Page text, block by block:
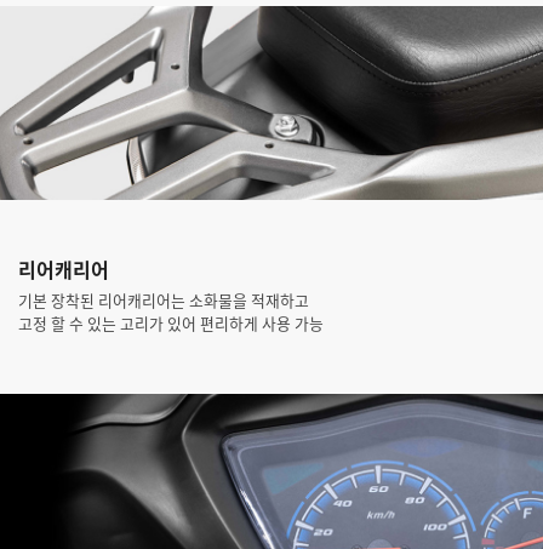
리어캐리어
기본 장착된 리어캐리어는 소화물을 적재하고
고정 할 수 있는 고리가 있어 편리하게 사용 가능